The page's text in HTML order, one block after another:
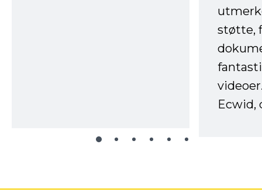
støtte,
Ecwid,